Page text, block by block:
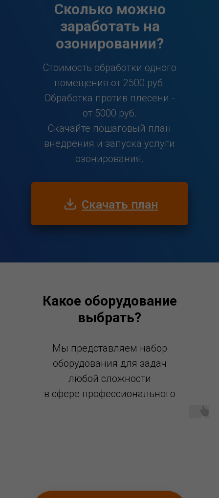
Скачать план
Сколько можно
заработать на
озонировании?
Стоимость обработки одного
помещения от 2500 руб.
Обработка против плесени -
от 5000 руб.
Скачайте пошаговый план
внедрения и запуска услуги
озонирования.
Какое оборудование
выбрать?
Мы представляем набор
оборудования для задач
любой сложности
в сфере профессионального